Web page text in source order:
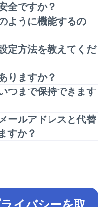
ブサイトやサービスに
メールアドレスの代わ
を使用できる高度なプ
ル転送のおかげで、実
開することなく、個人
け取ることができま
全ですか？
ベートEメールサービ
策がすべて施されてお
レスやその他の個人
。実際、確認されてい
ェブサイトで別のメー
データ漏洩、フィッシ
役立ちます。
ように機能するの
ビスは、個人の電子メ
きるエイリアスを提供
イトでアカウントを作
を使ったとします。す
はこの匿名アドレスを
スは隠されたままにな
定方法を教えてくだ
ます。 適切なVeePNプ
を作成します。
ルをカバーしていま
個人情報を提供しま
りますか？
の一時的なメール転送
トレイをクリーンでプ
のスパムを受信する準
的別に複数の別名メー
「広告」などの適切な
つまで保持できます
アスは暗号化された電
ればいつでも自由に使
の理由で削除する場合
ールアドレスと代替
すか？
を使用してください。